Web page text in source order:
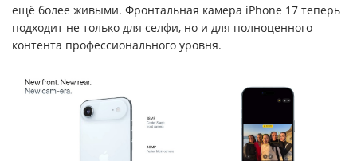
ещё более живыми. Фронтальная камера iPhone 17 теперь
подходит не только для селфи, но и для полноценного
контента профессионального уровня.